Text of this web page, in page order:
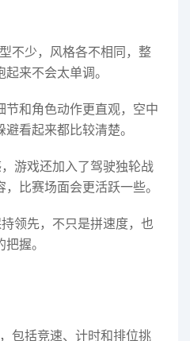
不少，风格各不相同，整
来不会太单调。
节和角色动作更直观，空中
看起来都比较清楚。
游戏还加入了驾驶独轮战
比赛场面会更活跃一些。
领先，不只是拼速度，也
握。
包括竞速、计时和排位挑